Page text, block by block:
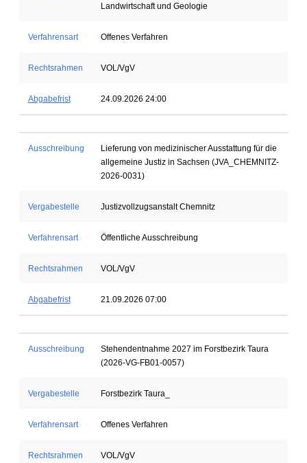
Landwirtschaft und Geologie
Verfahrensart Offenes Verfahren
Rechtsrahmen VOL/VgV
Abgabefrist 24.09.2026 24:00
Ausschreibung
Lieferung von medizinischer Ausstattung für die
allgemeine Justiz in Sachsen (JVA_CHEMNITZ-
2026-0031)
Vergabestelle Justizvollzugsanstalt Chemnitz
Verfahrensart Öffentliche Ausschreibung
Rechtsrahmen VOL/VgV
Abgabefrist 21.09.2026 07:00
Ausschreibung
Stehendentnahme 2027 im Forstbezirk Taura
(2026-VG-FB01-0057)
Vergabestelle Forstbezirk Taura_
Verfahrensart Offenes Verfahren
Rechtsrahmen VOL/VgV